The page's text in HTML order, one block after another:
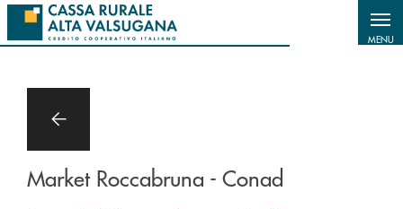
Salta al contenuto principale
MENU
Market Roccabruna - Conad